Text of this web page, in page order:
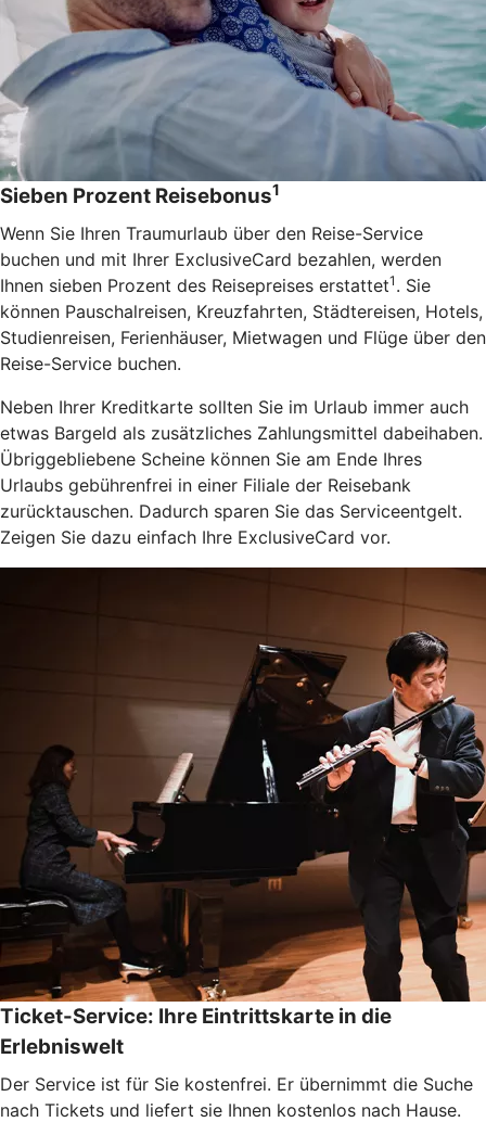
Sieben Prozent Reisebonus1
Wenn Sie Ihren Traumurlaub über den Reise-Service
buchen und mit Ihrer ExclusiveCard bezahlen, werden
Ihnen sieben Prozent des Reisepreises erstattet1 . Sie
können Pauschalreisen, Kreuzfahrten, Städtereisen, Hotels,
Studienreisen, Ferienhäuser, Mietwagen und Flüge über den
Reise-Service buchen.
Neben Ihrer Kreditkarte sollten Sie im Urlaub immer auch
etwas Bargeld als zusätzliches Zahlungsmittel dabeihaben.
Übriggebliebene Scheine können Sie am Ende Ihres
Urlaubs gebührenfrei in einer Filiale der Reisebank
zurücktauschen. Dadurch sparen Sie das Serviceentgelt.
Zeigen Sie dazu einfach Ihre ExclusiveCard vor.
Ticket-Service: Ihre Eintrittskarte in die
Erlebniswelt
Der Service ist für Sie kostenfrei. Er übernimmt die Suche
nach Tickets und liefert sie Ihnen kostenlos nach Hause.